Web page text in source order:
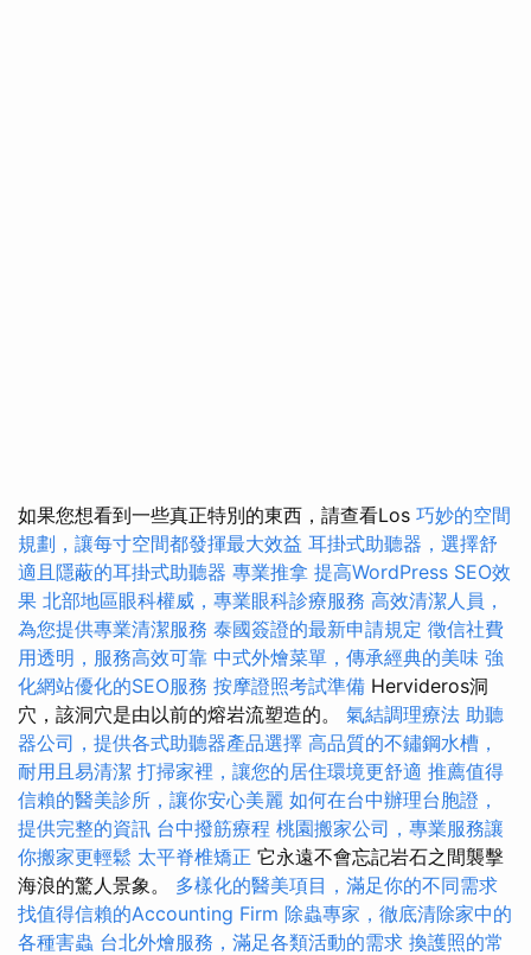
如果您想看到一些真正特別的東西，請查看Los 巧妙的空間
規劃，讓每寸空間都發揮最大效益 耳掛式助聽器，選擇舒
適且隱蔽的耳掛式助聽器 專業推拿 提高WordPress SEO效
果 北部地區眼科權威，專業眼科診療服務 高效清潔人員，
為您提供專業清潔服務 泰國簽證的最新申請規定 徵信社費
用透明，服務高效可靠 中式外燴菜單，傳承經典的美味 強
化網站優化的SEO服務 按摩證照考試準備 Hervideros洞
穴，該洞穴是由以前的熔岩流塑造的。 氣結調理療法 助聽
器公司，提供各式助聽器產品選擇 高品質的不鏽鋼水槽，
耐用且易清潔 打掃家裡，讓您的居住環境更舒適 推薦值得
信賴的醫美診所，讓你安心美麗 如何在台中辦理台胞證，
提供完整的資訊 台中撥筋療程 桃園搬家公司，專業服務讓
你搬家更輕鬆 太平脊椎矯正 它永遠不會忘記岩石之間襲擊
海浪的驚人景象。 多樣化的醫美項目，滿足你的不同需求
找值得信賴的Accounting Firm 除蟲專家，徹底清除家中的
各種害蟲 台北外燴服務，滿足各類活動的需求 換護照的常